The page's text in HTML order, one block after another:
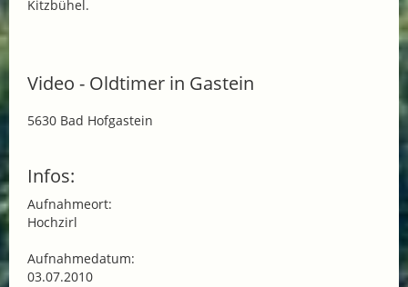
Kitzbühel.
Video - Oldtimer in Gastein
5630 Bad Hofgastein
Infos:
Aufnahmeort:
Hochzirl
Aufnahmedatum:
03.07.2010